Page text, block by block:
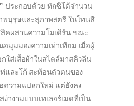
ประกอบด้วย ทักซิโด้จำนวน
พบุรุษและสุภาพสตรี ในโทนสี
คผสานความโมเดิร์น ขณะ
อมุมมองความเท่าเทียม เมื่อผู้
ใส่เสื้อผ้าในสไตล์มาสคิวลีน
ท่และโก้ สะท้อนตัวตนของ
ความแปลกใหม่ แต่ยังคง
างามแบบเทเลอร์เมดที่เป็น